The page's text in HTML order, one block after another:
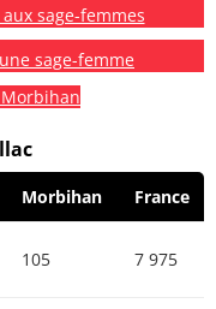
sage-femmes
sage-femme
Morbihan France
105 7 975